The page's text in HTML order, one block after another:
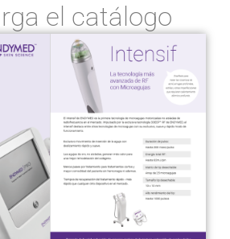
el catálogo